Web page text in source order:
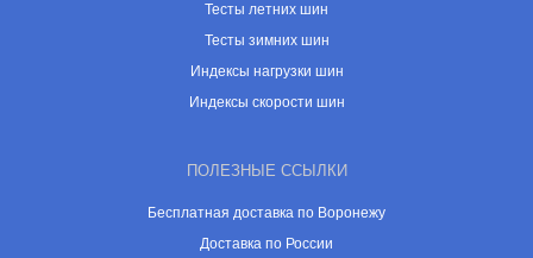
Тесты летних шин
Тесты зимних шин
Индексы нагрузки шин
Индексы скорости шин
ПОЛЕЗНЫЕ ССЫЛКИ
Бесплатная доставка по Воронежу
Доставка по России